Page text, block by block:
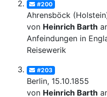
#200
Ahrensböck
von Heinrich Barth
Anfeindungen in
Reisewerik
#203
Berlin, 15.10.1855
von Heinrich Barth